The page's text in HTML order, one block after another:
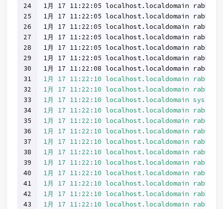
24
25
26
27
28
29
30
31
32
33
34
35
36
37
38
39
40
41
42
43
1月 17 11:22:05 localhost.localdomain
1月 17 11:22:05 localhost.localdomain
1月 17 11:22:05 localhost.localdomain
1月 17 11:22:05 localhost.localdomain
1月 17 11:22:05 localhost.localdomain
1月 17 11:22:05 localhost.localdomain
1月 17 11:22:08 localhost.localdomain
1月 17 11:22:10 localhost.localdomain
1月 17 11:22:10 localhost.localdomain
1月 17 11:22:10 localhost.localdomain
1月 17 11:22:10 localhost.localdomain
1月 17 11:22:10 localhost.localdomain
1月 17 11:22:10 localhost.localdomain
1月 17 11:22:10 localhost.localdomain
1月 17 11:22:10 localhost.localdomain
1月 17 11:22:10 localhost.localdomain
1月 17 11:22:10 localhost.localdomain
1月 17 11:22:10 localhost.localdomain
1月 17 11:22:10 localhost.localdomain
1月 17 11:22:10 localhost.localdomain